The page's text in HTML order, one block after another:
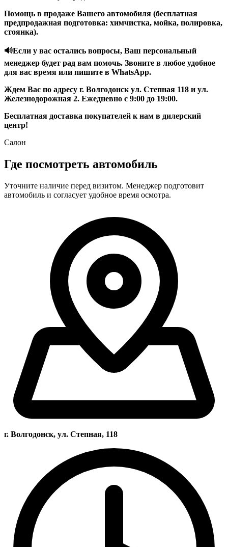
Помощь в продаже Вашего автомобиля (бесплатная
предпродажная подготовка: химчистка, мойка, полировка,
стоянка).
🔊Если у вас остались вопросы, Ваш персональный
менеджер будет рад вам помочь. Звоните в любое удобное
для вас время или пишите в WhаtsАрр.
Ждем Вас по адресу г. Волгодонск ул. Степная 118 и ул.
Железнодорожная 2. Ежедневно с 9:00 до 19:00.
Бесплатная доставка покупателей к нам в дилерский
центр!
Салон
Где посмотреть автомобиль
Уточните наличие перед визитом. Менеджер подготовит
автомобиль и согласует удобное время осмотра.
г. Волгодонск, ул. Степная, 118